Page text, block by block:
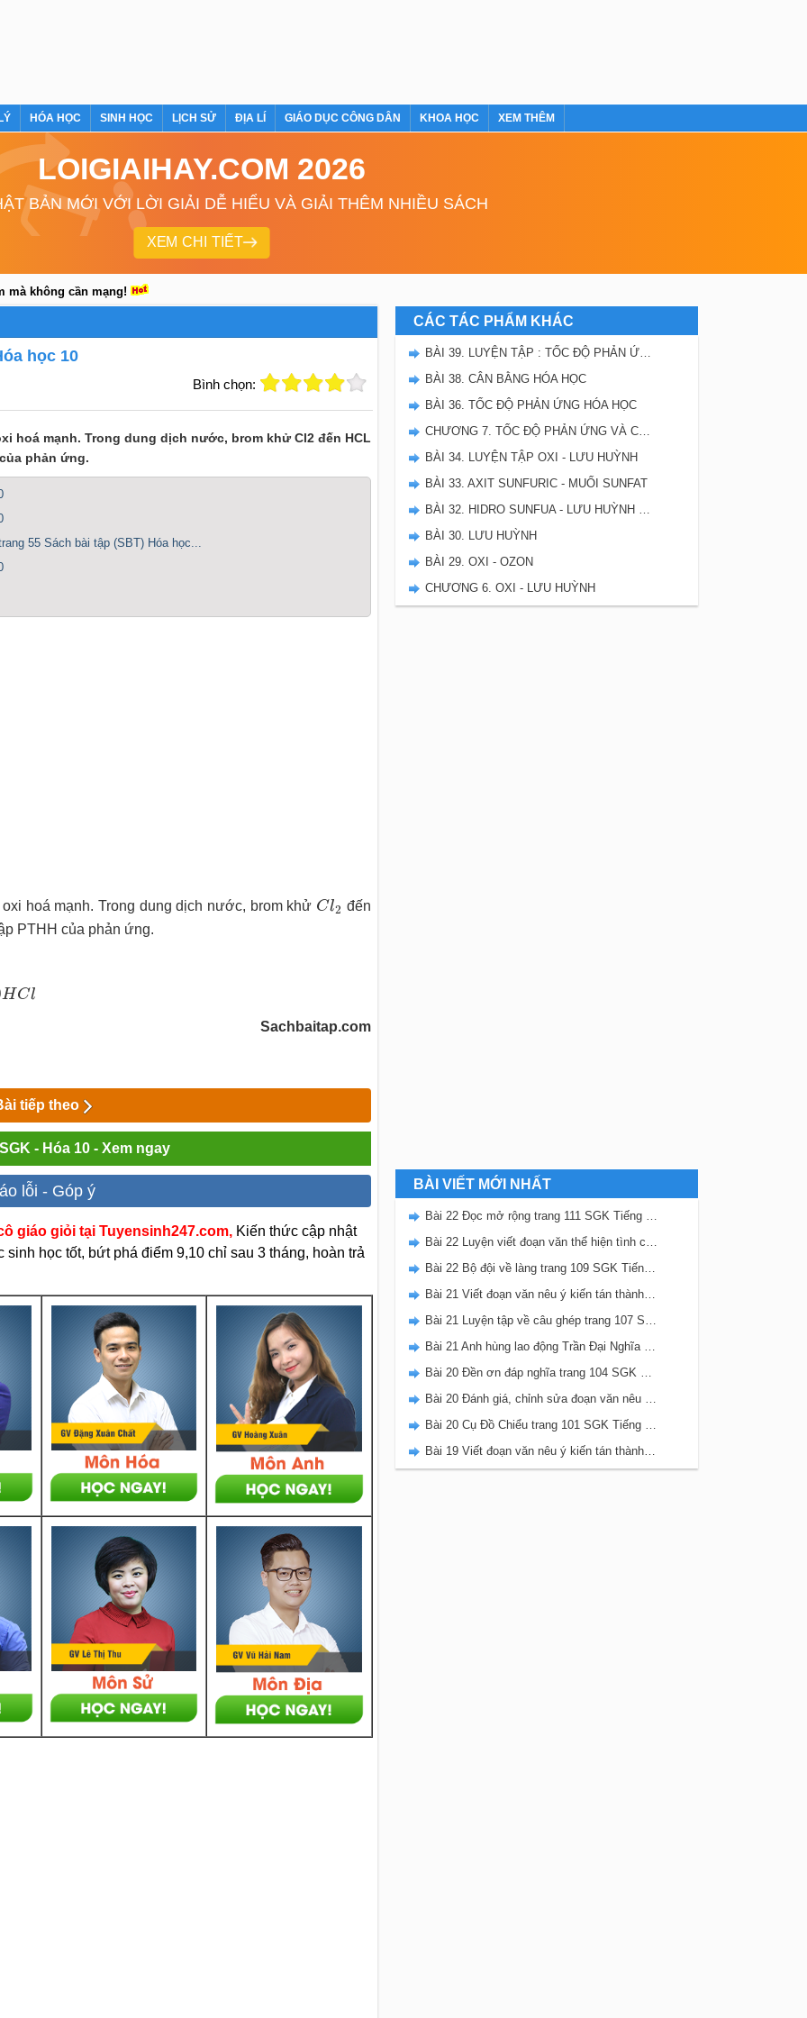
HÓA HỌC SINH HỌC LỊCH SỬ ĐỊA LÍ GIÁO DỤC CÔNG DÂN KHOA HỌC XEM THÊM
LOIGIAIHAY.COM 2026
BẢN MỚI VỚI LỜI GIẢI DỄ HIỂU VÀ GIẢI THÊM NHIỀU SÁCH
XEM CHI TIẾT
mà không cần mạng!
học 10
Bình chọn:
hoá mạnh. Trong dung dịch nước, brom khử Cl2 đến HCL
phản ứng.
55 Sách bài tập (SBT) Hóa học...
hoá mạnh. Trong dung dịch nước, brom khử Cl2
Cl2
đến
PTHH của phản ứng.
HCl
Sachbaitap.com
tiếp theo
- Hóa 10 - Xem ngay
lỗi - Góp ý
giáo giỏi tại Tuyensinh247.com,Kiến thức cập nhật
học tốt, bứt phá điểm 9,10 chỉ sau 3 tháng, hoàn trả
CÁC TÁC PHẨM KHÁC
BÀI 39. LUYỆN TẬP : TỐC ĐỘ PHẢN ỨNG VÀ CÂN BẰNG HÓA HỌC
BÀI 38. CÂN BẰNG HÓA HỌC
BÀI 36. TỐC ĐỘ PHẢN ỨNG HÓA HỌC
CHƯƠNG 7. TỐC ĐỘ PHẢN ỨNG VÀ CÂN BẰNG HÓA HỌC - SBT HÓA 10
BÀI 34. LUYỆN TẬP OXI - LƯU HUỲNH
BÀI 33. AXIT SUNFURIC - MUỐI SUNFAT
BÀI 32. HIDRO SUNFUA - LƯU HUỲNH DIOXIT - LƯU HUYNH TRIOXIT
BÀI 30. LƯU HUỲNH
BÀI 29. OXI - OZON
CHƯƠNG 6. OXI - LƯU HUỲNH
BÀI VIẾT MỚI NHẤT
Bài 22 Đọc mở rộng trang 111 SGK Tiếng Việt 5 Kết nối tri thức tập 2
Bài 22 Luyện viết đoạn văn thể hiện tình cảm, cảm xúc về một sự việc trang 111 SGK Tiếng Việt 5 Kết nối tri thức tập 2
Bài 22 Bộ đội về làng trang 109 SGK Tiếng Việt 5 Kết nối tri thức tập 2
Bài 21 Viết đoạn văn nêu ý kiến tán thành một sự việc, hiện tượng (Bài viết số 2) trang 108 SGK Tiếng Việt 5 Kết nối tri thức tập 2
Bài 21 Luyện tập về câu ghép trang 107 SGK Tiếng Việt 5 Kết nối tri thức tập 2
Bài 21 Anh hùng lao động Trần Đại Nghĩa trang 106 SGK Tiếng Việt 5 Kết nối tri thức tập 2
Bài 20 Đền ơn đáp nghĩa trang 104 SGK Tiếng Việt 5 Kết nối tri thức tập 2
Bài 20 Đánh giá, chỉnh sửa đoạn văn nêu ý kiến tán thành một sự vật, hiện tượng trang 103 SGK Tiếng Việt 5 Kết nối tri thức tập 2
Bài 20 Cụ Đồ Chiểu trang 101 SGK Tiếng Việt 5 Kết nối tri thức tập 2
Bài 19 Viết đoạn văn nêu ý kiến tán thành một sự việc, hiện tượng (Bài viết số 1) trang 100 SGK Tiếng Việt 5 Kết nối tri thức tập 2